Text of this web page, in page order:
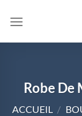
Robe De
ACCUEIL /